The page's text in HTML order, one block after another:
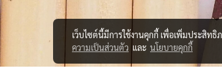
เว็บไซต์นี้มีการใช้งานคุกกี้ เพื่อเพิ่มประสิท
ความเป็นส่วนตัว และ นโยบายคุกกี้